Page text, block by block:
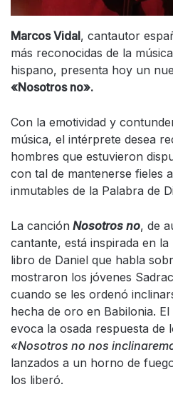
Marcos Vidal, cantautor
más reconocidas de la
hispano, presenta hoy un
«Nosotros no».
Con la emotividad y
música, el intérprete desea
hombres que estuvieron
con tal de mantenerse fieles
inmutables de la Palabra de
La canción Nosotros no, de
cantante, está inspirada en
libro de Daniel que habla
mostraron los jóvenes
cuando se les ordenó
hecha de oro en Babilonia.
evoca la osada respuesta de
«Nosotros no nos
lanzados a un horno de
los liberó.